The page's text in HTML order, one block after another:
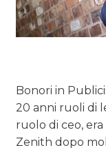
Bonori in
20 anni ruoli di
ruolo di ceo,
Zenith dopo